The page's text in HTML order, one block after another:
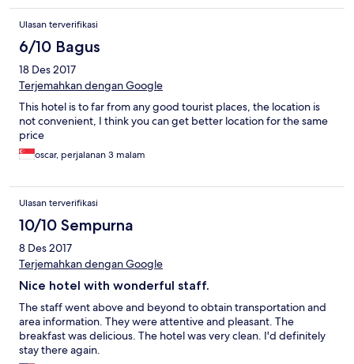
Ulasan terverifikasi
6/10 Bagus
18 Des 2017
Terjemahkan dengan Google
This hotel is to far from any good tourist places, the location is
not convenient, I think you can get better location for the same
price
oscar, perjalanan 3 malam
Ulasan terverifikasi
10/10 Sempurna
8 Des 2017
Terjemahkan dengan Google
Nice hotel with wonderful staff.
The staff went above and beyond to obtain transportation and
area information. They were attentive and pleasant. The
breakfast was delicious. The hotel was very clean. I'd definitely
stay there again.